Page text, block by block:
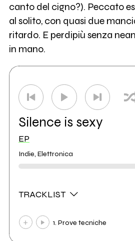
canto del cigno?). Peccato
al solito, con quasi due
ritardo. E perdipiù senza
in mano.
Silence is sexy
EP
Indie, Elettronica
TRACKLIST
1. Prove tecniche